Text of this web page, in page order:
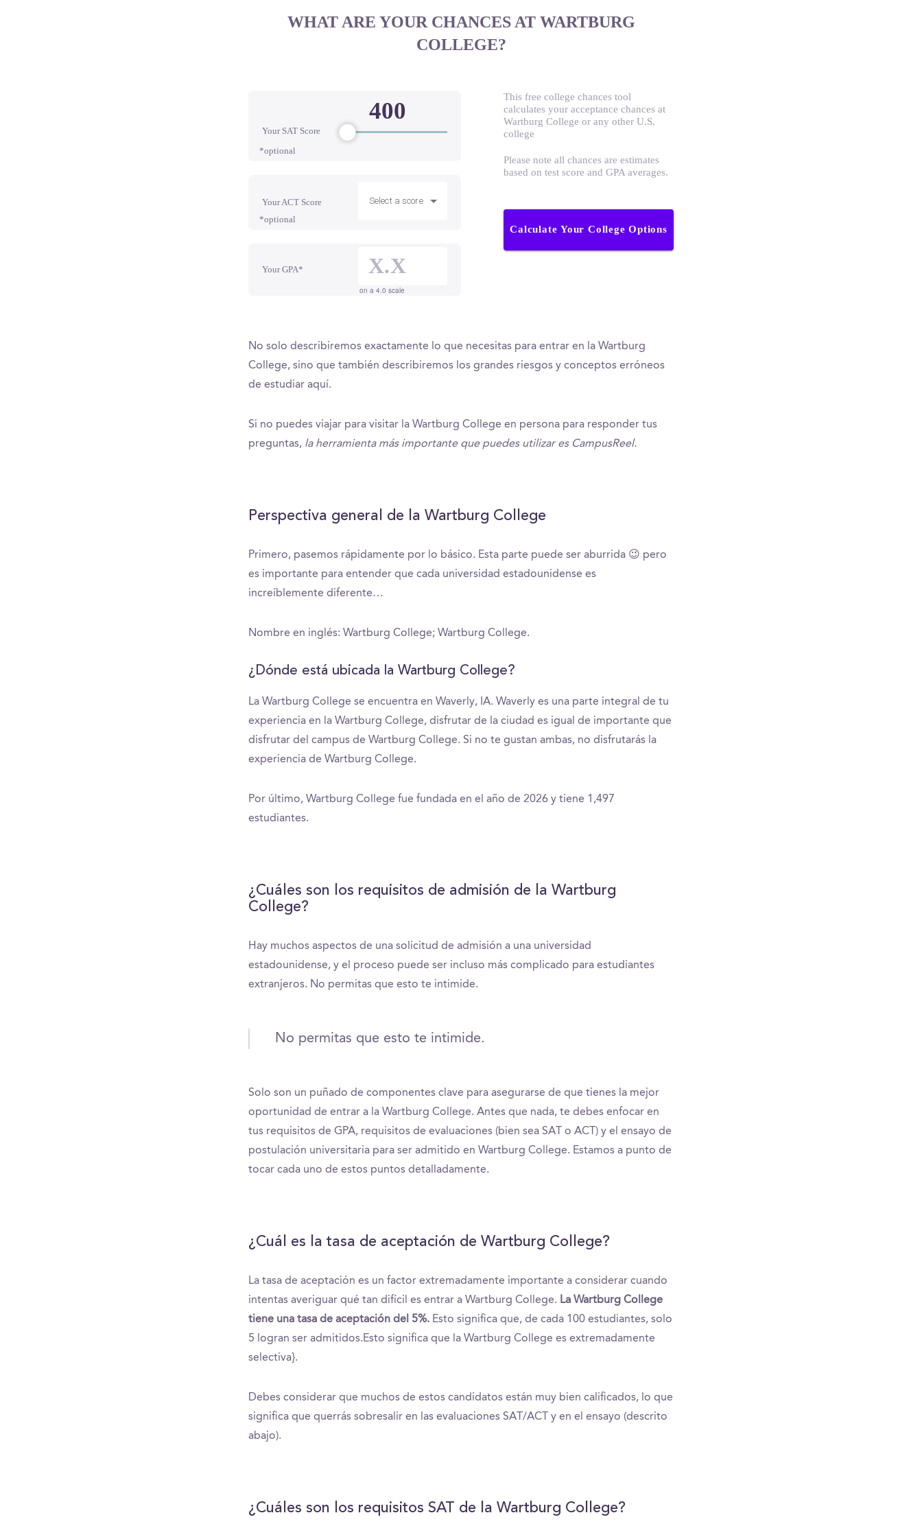
WHAT ARE YOUR CHANCES AT WARTBURG
COLLEGE?
Your SAT Score
*optional
Your ACT Score
*optional
Select a score
Your GPA*
on a 4.0 scale
This free college chances tool
calculates your acceptance chances at
Wartburg College or any other U.S.
college
Please note all chances are estimates
based on test score and GPA averages.
Calculate Your College Options
No solo describiremos exactamente lo que necesitas para entrar en la Wartburg
College, sino que también describiremos los grandes riesgos y conceptos erróneos
de estudiar aquí.
Si no puedes viajar para visitar la Wartburg College en persona para responder tus
preguntas, la herramienta más importante que puedes utilizar es CampusReel.
Perspectiva general de la Wartburg College
Primero, pasemos rápidamente por lo básico. Esta parte puede ser aburrida 😉 pero
es importante para entender que cada universidad estadounidense es
increíblemente diferente…
Nombre en inglés: Wartburg College; Wartburg College.
¿Dónde está ubicada la Wartburg College?
La Wartburg College se encuentra en Waverly, IA. Waverly es una parte integral de tu
experiencia en la Wartburg College, disfrutar de la ciudad es igual de importante que
disfrutar del campus de Wartburg College. Si no te gustan ambas, no disfrutarás la
experiencia de Wartburg College.
Por último, Wartburg College fue fundada en el año de 2026 y tiene 1,497
estudiantes.
¿Cuáles son los requisitos de admisión de la Wartburg
College?
Hay muchos aspectos de una solicitud de admisión a una universidad
estadounidense, y el proceso puede ser incluso más complicado para estudiantes
extranjeros. No permitas que esto te intimide.
No permitas que esto te intimide.
Solo son un puñado de componentes clave para asegurarse de que tienes la mejor
oportunidad de entrar a la Wartburg College. Antes que nada, te debes enfocar en
tus requisitos de GPA, requisitos de evaluaciones (bien sea SAT o ACT) y el ensayo de
postulación universitaria para ser admitido en Wartburg College. Estamos a punto de
tocar cada uno de estos puntos detalladamente.
¿Cuál es la tasa de aceptación de Wartburg College?
La tasa de aceptación es un factor extremadamente importante a considerar cuando
intentas averiguar qué tan difícil es entrar a Wartburg College. La Wartburg College
tiene una tasa de aceptación del 5%. Esto significa que, de cada 100 estudiantes, solo
5 logran ser admitidos.Esto significa que la Wartburg College es extremadamente
selectiva}.
Debes considerar que muchos de estos candidatos están muy bien calificados, lo que
significa que querrás sobresalir en las evaluaciones SAT/ACT y en el ensayo (descrito
abajo).
¿Cuáles son los requisitos SAT de la Wartburg College?